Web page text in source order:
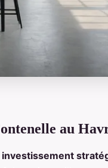
au
investissement